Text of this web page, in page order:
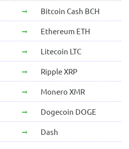
Bitcoin Cash BCH
Ethereum ETH
Litecoin LTC
Ripple XRP
Monero XMR
Dogecoin DOGE
Dash